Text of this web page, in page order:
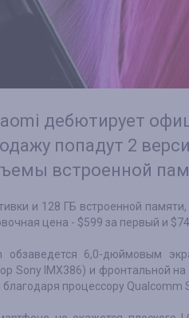
дебютирует
попадут 2
встроенной
и 128 ГБ встроенной
цена - $599 за первый и
6,0-дюймовым
Sony IMX386) и фронтальной
процессору Qualcomm